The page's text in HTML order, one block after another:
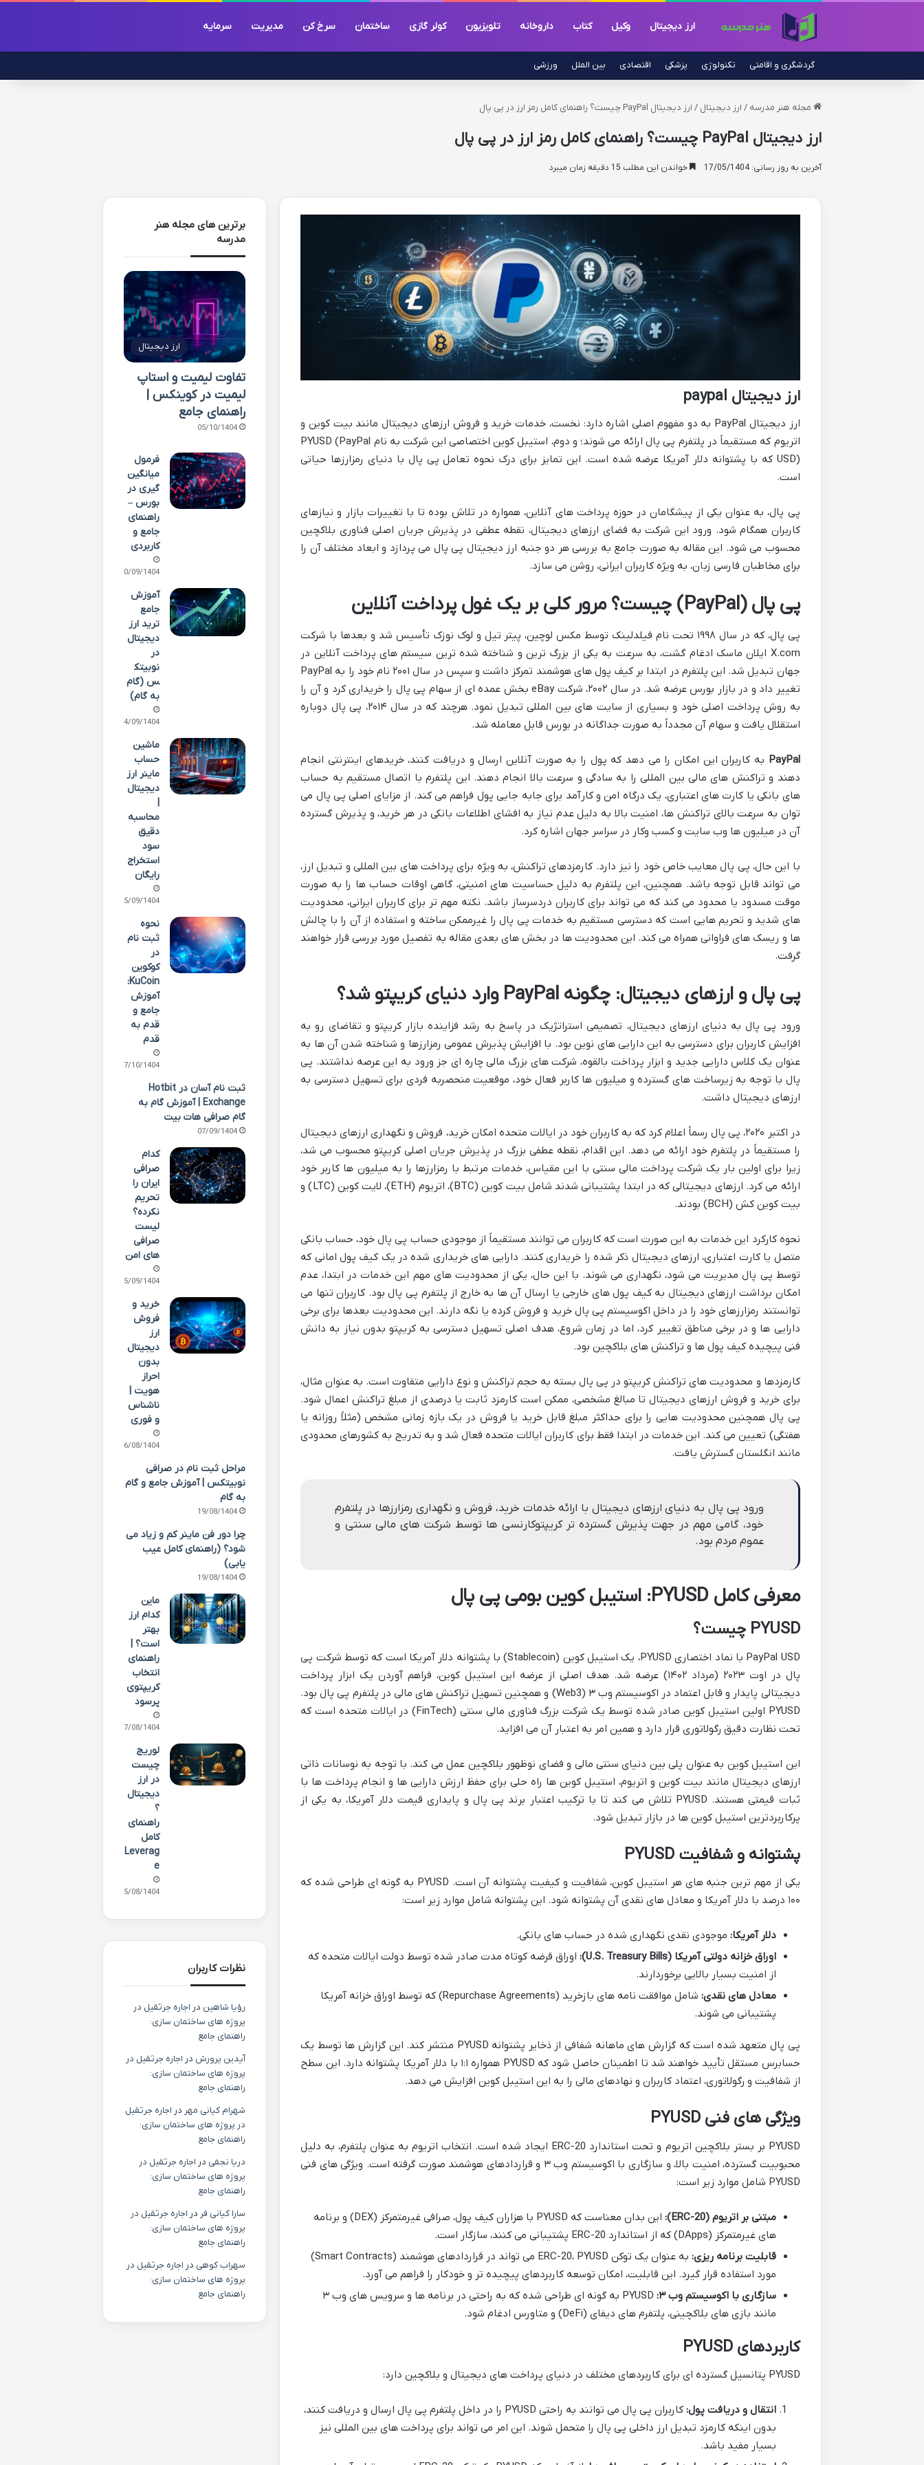
ارز دیجیتال وکیل کتاب داروخانه تلویزیون کولر گازی ساختمان سرخ کن مدیریت سرمایه
گردشگری و اقامتی تکنولوژی پزشکی اقتصادی بین الملل ورزشی
مجله هنر مدرسه / ارز دیجیتال / ارز دیجیتال PayPal چیست؟ راهنمای کامل رمز ارز در پی پال
ارز دیجیتال PayPal چیست؟ راهنمای کامل رمز ارز در پی پال
آخرین به روز رسانی: 17/05/1404 خواندن این مطلب 15 دقیقه زمان میبرد
ارز دیجیتال paypal
ارز دیجیتال PayPal به دو مفهوم اصلی اشاره دارد: نخست، خدمات خرید و فروش ارزهای دیجیتال مانند بیت کوین و
اتریوم که مستقیماً در پلتفرم پی پال ارائه می شوند؛ و دوم، استیبل کوین اختصاصی این شرکت به نام PYUSD (PayPal
USD) که با پشتوانه دلار آمریکا عرضه شده است. این تمایز برای درک نحوه تعامل پی پال با دنیای رمزارزها حیاتی
است.
پی پال، به عنوان یکی از پیشگامان در حوزه پرداخت های آنلاین، همواره در تلاش بوده تا با تغییرات بازار و نیازهای
کاربران همگام شود. ورود این شرکت به فضای ارزهای دیجیتال، نقطه عطفی در پذیرش جریان اصلی فناوری بلاکچین
محسوب می شود. این مقاله به صورت جامع به بررسی هر دو جنبه ارز دیجیتال پی پال می پردازد و ابعاد مختلف آن را
برای مخاطبان فارسی زبان، به ویژه کاربران ایرانی، روشن می سازد.
پی پال (PayPal) چیست؟ مرور کلی بر یک غول پرداخت آنلاین
پی پال، که در سال ۱۹۹۸ تحت نام فیلدلینک توسط مکس لوچین، پیتر تیل و لوک نوزک تأسیس شد و بعدها با شرکت
X.com ایلان ماسک ادغام گشت، به سرعت به یکی از بزرگ ترین و شناخته شده ترین سیستم های پرداخت آنلاین در
جهان تبدیل شد. این پلتفرم در ابتدا بر کیف پول های هوشمند تمرکز داشت و سپس در سال ۲۰۰۱ نام خود را به PayPal
تغییر داد و در بازار بورس عرضه شد. در سال ۲۰۰۲، شرکت eBay بخش عمده ای از سهام پی پال را خریداری کرد و آن را
به روش پرداخت اصلی خود و بسیاری از سایت های بین المللی تبدیل نمود. هرچند که در سال ۲۰۱۴، پی پال دوباره
استقلال یافت و سهام آن مجدداً به صورت جداگانه در بورس قابل معامله شد.
PayPal به کاربران این امکان را می دهد که پول را به صورت آنلاین ارسال و دریافت کنند، خریدهای اینترنتی انجام
دهند و تراکنش های مالی بین المللی را به سادگی و سرعت بالا انجام دهند. این پلتفرم با اتصال مستقیم به حساب
های بانکی یا کارت های اعتباری، یک درگاه امن و کارآمد برای جابه جایی پول فراهم می کند. از مزایای اصلی پی پال می
توان به سرعت بالای تراکنش ها، امنیت بالا به دلیل عدم نیاز به افشای اطلاعات بانکی در هر خرید، و پذیرش گسترده
آن در میلیون ها وب سایت و کسب وکار در سراسر جهان اشاره کرد.
با این حال، پی پال معایب خاص خود را نیز دارد. کارمزدهای تراکنش، به ویژه برای پرداخت های بین المللی و تبدیل ارز،
می تواند قابل توجه باشد. همچنین، این پلتفرم به دلیل حساسیت های امنیتی، گاهی اوقات حساب ها را به صورت
موقت مسدود یا محدود می کند که می تواند برای کاربران دردسرساز باشد. نکته مهم تر برای کاربران ایرانی، محدودیت
های شدید و تحریم هایی است که دسترسی مستقیم به خدمات پی پال را غیرممکن ساخته و استفاده از آن را با چالش
ها و ریسک های فراوانی همراه می کند. این محدودیت ها در بخش های بعدی مقاله به تفصیل مورد بررسی قرار خواهند
گرفت.
پی پال و ارزهای دیجیتال: چگونه PayPal وارد دنیای کریپتو شد؟
ورود پی پال به دنیای ارزهای دیجیتال، تصمیمی استراتژیک در پاسخ به رشد فزاینده بازار کریپتو و تقاضای رو به
افزایش کاربران برای دسترسی به این دارایی های نوین بود. با افزایش پذیرش عمومی رمزارزها و شناخته شدن آن ها به
عنوان یک کلاس دارایی جدید و ابزار پرداخت بالقوه، شرکت های بزرگ مالی چاره ای جز ورود به این عرصه نداشتند. پی
پال با توجه به زیرساخت های گسترده و میلیون ها کاربر فعال خود، موقعیت منحصربه فردی برای تسهیل دسترسی به
ارزهای دیجیتال داشت.
در اکتبر ۲۰۲۰، پی پال رسماً اعلام کرد که به کاربران خود در ایالات متحده امکان خرید، فروش و نگهداری ارزهای دیجیتال
را مستقیماً در پلتفرم خود ارائه می دهد. این اقدام، نقطه عطفی بزرگ در پذیرش جریان اصلی کریپتو محسوب می شد،
زیرا برای اولین بار یک شرکت پرداخت مالی سنتی با این مقیاس، خدمات مرتبط با رمزارزها را به میلیون ها کاربر خود
ارائه می کرد. ارزهای دیجیتالی که در ابتدا پشتیبانی شدند شامل بیت کوین (BTC)، اتریوم (ETH)، لایت کوین (LTC) و
بیت کوین کش (BCH) بودند.
نحوه کارکرد این خدمات به این صورت است که کاربران می توانند مستقیماً از موجودی حساب پی پال خود، حساب بانکی
متصل یا کارت اعتباری، ارزهای دیجیتال ذکر شده را خریداری کنند. دارایی های خریداری شده در یک کیف پول امانی که
توسط پی پال مدیریت می شود، نگهداری می شوند. با این حال، یکی از محدودیت های مهم این خدمات در ابتدا، عدم
امکان برداشت ارزهای دیجیتال به کیف پول های خارجی یا ارسال آن ها به خارج از پلتفرم پی پال بود. کاربران تنها می
توانستند رمزارزهای خود را در داخل اکوسیستم پی پال خرید و فروش کرده یا نگه دارند. این محدودیت بعدها برای برخی
دارایی ها و در برخی مناطق تغییر کرد، اما در زمان شروع، هدف اصلی تسهیل دسترسی به کریپتو بدون نیاز به دانش
فنی پیچیده کیف پول ها و تراکنش های بلاکچین بود.
کارمزدها و محدودیت های تراکنش کریپتو در پی پال بسته به حجم تراکنش و نوع دارایی متفاوت است. به عنوان مثال،
برای خرید و فروش ارزهای دیجیتال تا مبالغ مشخصی، ممکن است کارمزد ثابت یا درصدی از مبلغ تراکنش اعمال شود.
پی پال همچنین محدودیت هایی را برای حداکثر مبلغ قابل خرید یا فروش در یک بازه زمانی مشخص (مثلاً روزانه یا
هفتگی) تعیین می کند. این خدمات در ابتدا فقط برای کاربران ایالات متحده فعال شد و به تدریج به کشورهای محدودی
مانند انگلستان گسترش یافت.
ورود پی پال به دنیای ارزهای دیجیتال با ارائه خدمات خرید، فروش و نگهداری رمزارزها در پلتفرم
خود، گامی مهم در جهت پذیرش گسترده تر کریپتوکارنسی ها توسط شرکت های مالی سنتی و
عموم مردم بود.
معرفی کامل PYUSD: استیبل کوین بومی پی پال
PYUSD چیست؟
PayPal USD با نماد اختصاری PYUSD، یک استیبل کوین (Stablecoin) با پشتوانه دلار آمریکا است که توسط شرکت پی
پال در اوت ۲۰۲۳ (مرداد ۱۴۰۲) عرضه شد. هدف اصلی از عرضه این استیبل کوین، فراهم آوردن یک ابزار پرداخت
دیجیتالی پایدار و قابل اعتماد در اکوسیستم وب ۳ (Web3) و همچنین تسهیل تراکنش های مالی در پلتفرم پی پال بود.
PYUSD اولین استیبل کوین صادر شده توسط یک شرکت بزرگ فناوری مالی سنتی (FinTech) در ایالات متحده است که
تحت نظارت دقیق رگولاتوری قرار دارد و همین امر به اعتبار آن می افزاید.
این استیبل کوین به عنوان پلی بین دنیای سنتی مالی و فضای نوظهور بلاکچین عمل می کند. با توجه به نوسانات ذاتی
ارزهای دیجیتال مانند بیت کوین و اتریوم، استیبل کوین ها راه حلی برای حفظ ارزش دارایی ها و انجام پرداخت ها با
ثبات قیمتی هستند. PYUSD تلاش می کند تا با ترکیب اعتبار برند پی پال و پایداری قیمت دلار آمریکا، به یکی از
پرکاربردترین استیبل کوین ها در بازار تبدیل شود.
پشتوانه و شفافیت PYUSD
یکی از مهم ترین جنبه های هر استیبل کوین، شفافیت و کیفیت پشتوانه آن است. PYUSD به گونه ای طراحی شده که
۱۰۰ درصد با دلار آمریکا و معادل های نقدی آن پشتوانه شود. این پشتوانه شامل موارد زیر است:
دلار آمریکا: موجودی نقدی نگهداری شده در حساب های بانکی.
اوراق خزانه دولتی آمریکا (U.S. Treasury Bills):
اوراق قرضه کوتاه مدت صادر شده توسط دولت ایالات متحده که
از امنیت بسیار بالایی برخوردارند.
معادل های نقدی:
شامل موافقت نامه های بازخرید (Repurchase Agreements) که توسط اوراق خزانه آمریکا
پشتیبانی می شوند.
پی پال متعهد شده است که گزارش های ماهانه شفافی از ذخایر پشتوانه PYUSD منتشر کند. این گزارش ها توسط یک
حسابرس مستقل تأیید خواهند شد تا اطمینان حاصل شود که PYUSD همواره ۱:۱ با دلار آمریکا پشتوانه دارد. این سطح
از شفافیت و رگولاتوری، اعتماد کاربران و نهادهای مالی را به این استیبل کوین افزایش می دهد.
ویژگی های فنی PYUSD
PYUSD بر بستر بلاکچین اتریوم و تحت استاندارد ERC-20 ایجاد شده است. انتخاب اتریوم به عنوان پلتفرم، به دلیل
محبوبیت گسترده، امنیت بالا، و سازگاری با اکوسیستم وب ۳ و قراردادهای هوشمند صورت گرفته است. ویژگی های فنی
PYUSD شامل موارد زیر است:
مبتنی بر اتریوم (ERC-20):
این بدان معناست که PYUSD با هزاران کیف پول، صرافی غیرمتمرکز (DEX) و برنامه
های غیرمتمرکز (DApps) که از استاندارد ERC-20 پشتیبانی می کنند، سازگار است.
قابلیت برنامه ریزی:
به عنوان یک توکن ERC-20، PYUSD می تواند در قراردادهای هوشمند (Smart Contracts)
مورد استفاده قرار گیرد. این قابلیت، امکان توسعه کاربردهای پیچیده تر و خودکار را فراهم می آورد.
سازگاری با اکوسیستم وب ۳:
PYUSD به گونه ای طراحی شده که به راحتی در برنامه ها و سرویس های وب ۳
مانند بازی های بلاکچینی، پلتفرم های دیفای (DeFi) و متاورس ادغام شود.
کاربردهای PYUSD
PYUSD پتانسیل گسترده ای برای کاربردهای مختلف در دنیای پرداخت های دیجیتال و بلاکچین دارد:
انتقال و دریافت پول:
کاربران پی پال می توانند به راحتی PYUSD را در داخل پلتفرم پی پال ارسال و دریافت کنند،
بدون اینکه کارمزد تبدیل ارز داخلی پی پال را متحمل شوند. این امر می تواند برای پرداخت های بین المللی نیز
بسیار مفید باشد.
برترین های مجله هنر
مدرسه
ارز دیجیتال
تفاوت لیمیت و استاپ
لیمیت در کوینکس |
راهنمای جامع
05/10/1404
فرمول
میانگین
گیری در
بورس –
راهنمای
جامع و
کاربردی
30/09/1404
آموزش
جامع
ترید ارز
دیجیتال
در
نوبیتک
س (گام
به گام)
24/09/1404
ماشین
حساب
ماینر ارز
دیجیتال
محاسبه
دقیق
سود
استخراج
رایگان
15/09/1404
نحوه
ثبت نام
در
کوکوین
KuCoin:
آموزش
جامع و
قدم به
قدم
07/10/1404
ثبت نام آسان در Hotbit
Exchange | آموزش گام به
گام صرافی هات بیت
07/09/1404
کدام
صرافی
ایران را
تحریم
نکرده؟
لیست
صرافی
های امن
05/09/1404
خرید و
فروش
ارز
دیجیتال
بدون
احراز
هویت |
ناشناس
و فوری
26/08/1404
مراحل ثبت نام در صرافی
نوبیتکس | آموزش جامع و گام
به گام
19/08/1404
چرا دور فن ماینر کم و زیاد می
شود؟ (راهنمای کامل عیب
یابی)
19/08/1404
ماین
کدام ارز
بهتر
است؟ |
راهنمای
انتخاب
کریپتوی
پرسود
17/08/1404
لوریج
چیست
در ارز
دیجیتال
؟
راهنمای
کامل
Leverag
e
15/08/1404
نظرات کاربران
رؤیا شاهین در اجاره جرثقیل در
پروژه های ساختمان سازی:
راهنمای جامع
آیدین پرورش در اجاره جرثقیل در
پروژه های ساختمان سازی:
راهنمای جامع
شهرام کیانی مهر در اجاره جرثقیل
در پروژه های ساختمان سازی:
راهنمای جامع
دریا نجفی در اجاره جرثقیل در
پروژه های ساختمان سازی:
راهنمای جامع
سارا کیانی فر در اجاره جرثقیل در
پروژه های ساختمان سازی:
راهنمای جامع
سهراب کوهی در اجاره جرثقیل در
پروژه های ساختمان سازی:
راهنمای جامع